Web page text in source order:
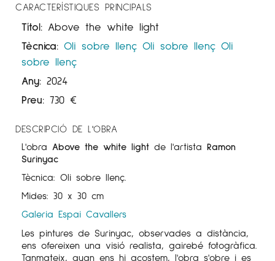
CARACTERÍSTIQUES PRINCIPALS
Títol: Above the white light
Tècnica: Oli sobre llenç Oli sobre llenç Oli
sobre llenç
Any: 2024
Preu: 730 €
DESCRIPCIÓ DE L'OBRA
L'obra Above the white light de l'artista Ramon
Surinyac
Tècnica: Oli sobre llenç.
Mides: 30 x 30 cm
Galeria Espai Cavallers
Les pintures de Surinyac, observades a distància,
ens ofereixen una visió realista, gairebé fotogràfica.
Tanmateix, quan ens hi acostem, l'obra s'obre i es